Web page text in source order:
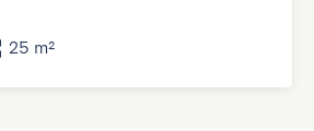
25 m²